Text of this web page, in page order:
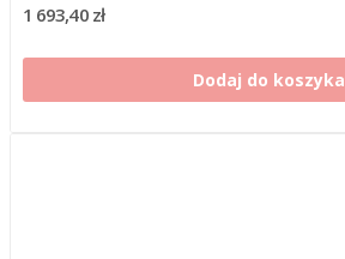
1 693,40 zł
Dodaj do koszyka